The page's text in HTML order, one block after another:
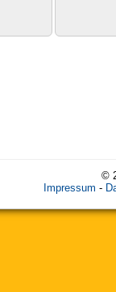
©
Impressum -